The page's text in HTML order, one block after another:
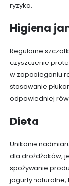
ryzyka.
Higiena
Regularne
czyszczenie
w zapobieganiu
stosowanie
odpowiedniej
Dieta
Unikanie
dla drożdżaków,
spożywanie
jogurty naturalne,